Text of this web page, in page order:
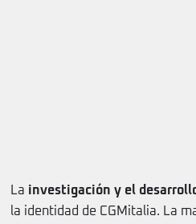
La investigación y el
la identidad de CGMitalia. La